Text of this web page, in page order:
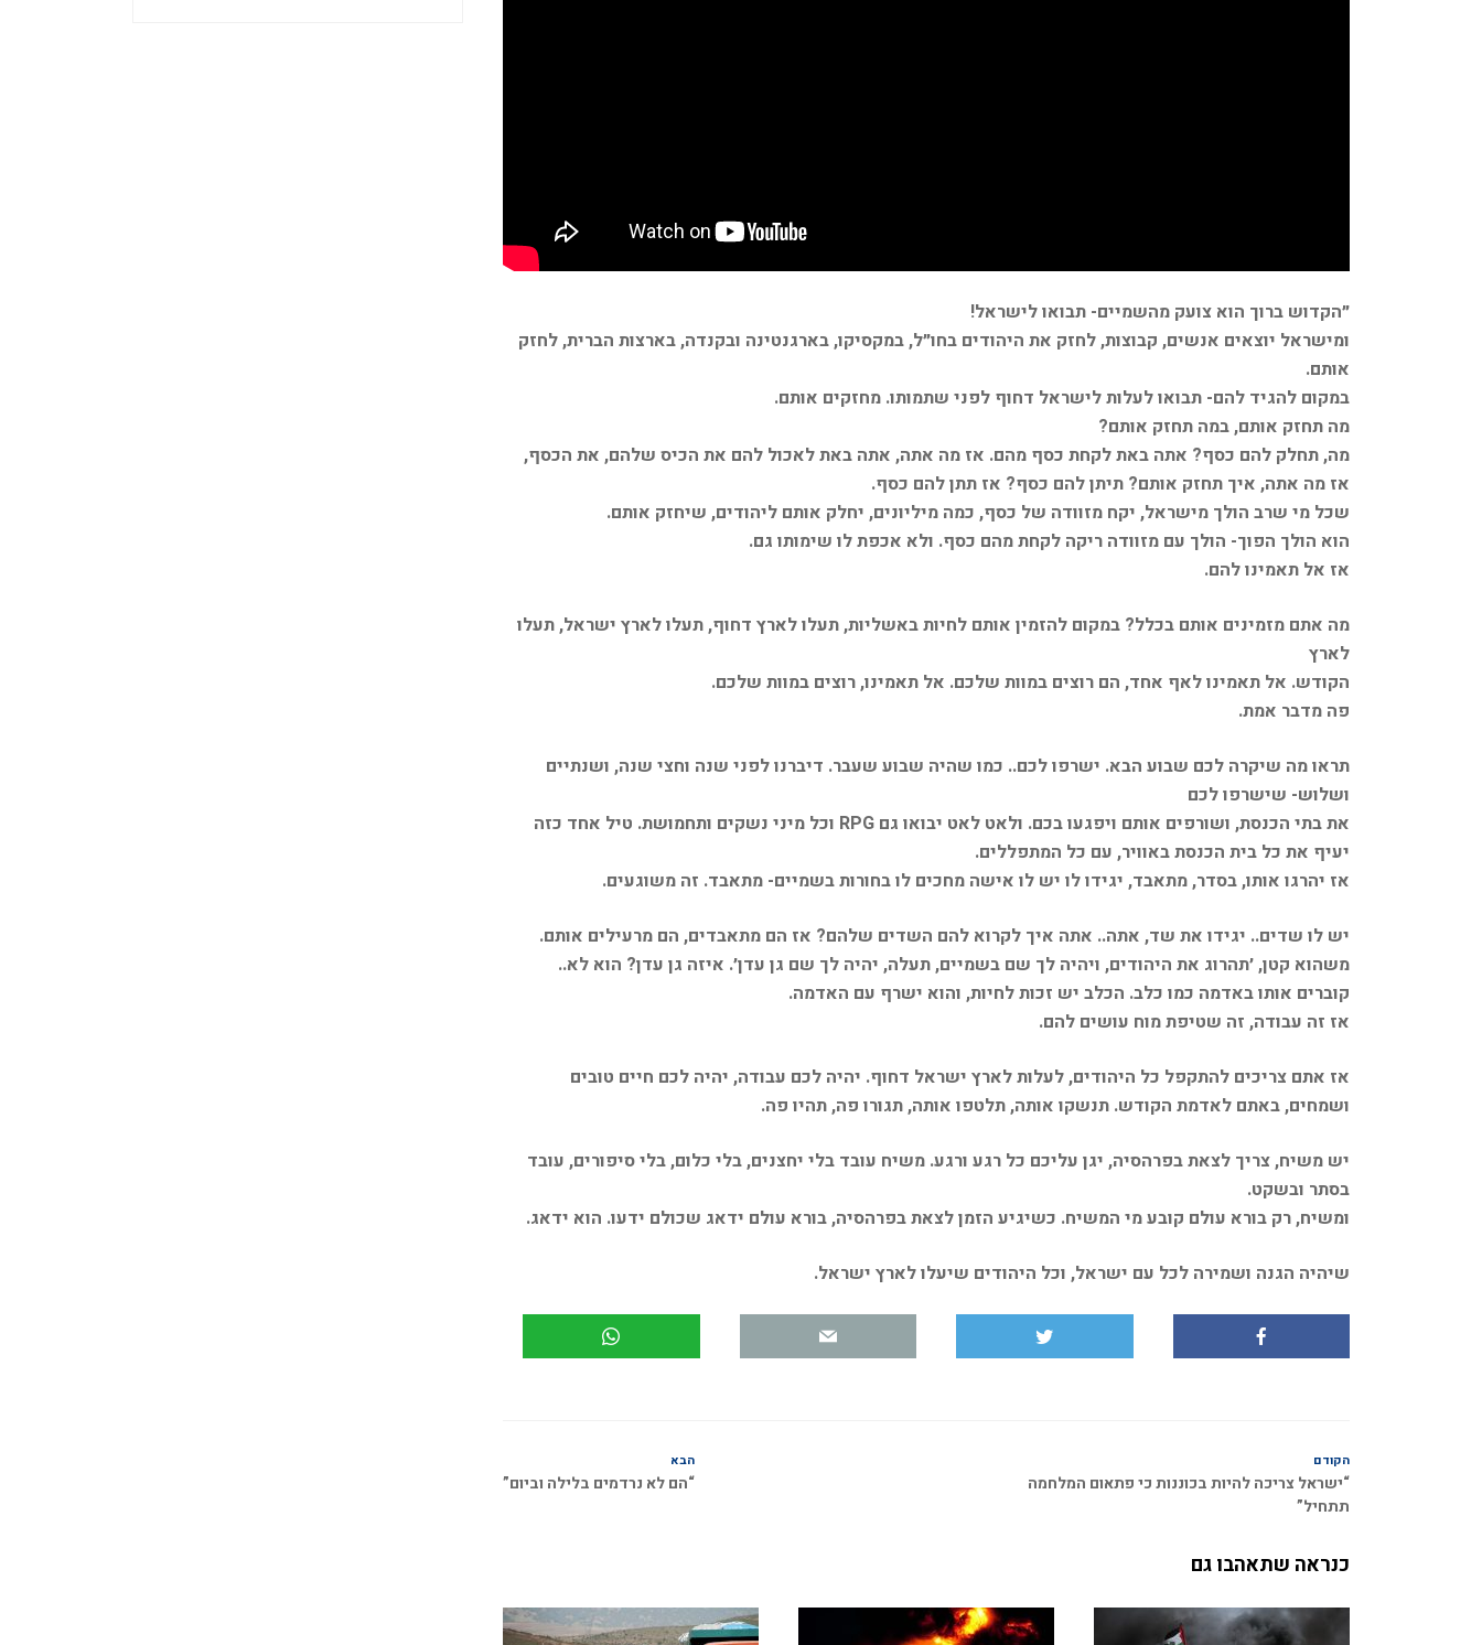
״הקדוש ברוך הוא צועק מהשמיים- תבואו לישראל!
ומישראל יוצאים אנשים, קבוצות, לחזק את היהודים בחו״ל, במקסיקו, בארגנטינה ובקנדה, בארצות הברית, לחזק
אותם.
במקום להגיד להם- תבואו לעלות לישראל דחוף לפני שתמותו. מחזקים אותם.
מה תחזק אותם, במה תחזק אותם?
מה, תחלק להם כסף? אתה באת לקחת כסף מהם. אז מה אתה, אתה באת לאכול להם את הכיס שלהם, את הכסף,
אז מה אתה, איך תחזק אותם? תיתן להם כסף? אז תתן להם כסף.
שכל מי שרב הולך מישראל, יקח מזוודה של כסף, כמה מיליונים, יחלק אותם ליהודים, שיחזק אותם.
הוא הולך הפוך- הולך עם מזוודה ריקה לקחת מהם כסף. ולא אכפת לו שימותו גם.
אז אל תאמינו להם.
מה אתם מזמינים אותם בכלל? במקום להזמין אותם לחיות באשליות, תעלו לארץ דחוף, תעלו לארץ ישראל, תעלו
לארץ
הקודש. אל תאמינו לאף אחד, הם רוצים במוות שלכם. אל תאמינו, רוצים במוות שלכם.
פה מדבר אמת.
תראו מה שיקרה לכם שבוע הבא. ישרפו לכם.. כמו שהיה שבוע שעבר. דיברנו לפני שנה וחצי שנה, ושנתיים
ושלוש- שישרפו לכם
את בתי הכנסת, ושורפים אותם ויפגעו בכם. ולאט לאט יבואו גם RPG וכל מיני נשקים ותחמושת. טיל אחד כזה
יעיף את כל בית הכנסת באוויר, עם כל המתפללים.
אז יהרגו אותו, בסדר, מתאבד, יגידו לו יש לו אישה מחכים לו בחורות בשמיים- מתאבד. זה משוגעים.
יש לו שדים.. יגידו את שד, אתה.. אתה איך לקרוא להם השדים שלהם? אז הם מתאבדים, הם מרעילים אותם.
משהוא קטן, ׳תהרוג את היהודים, ויהיה לך שם בשמיים, תעלה, יהיה לך שם גן עדן׳. איזה גן עדן? הוא לא..
קוברים אותו באדמה כמו כלב. הכלב יש זכות לחיות, והוא ישרף עם האדמה.
אז זה עבודה, זה שטיפת מוח עושים להם.
אז אתם צריכים להתקפל כל היהודים, לעלות לארץ ישראל דחוף. יהיה לכם עבודה, יהיה לכם חיים טובים
ושמחים, באתם לאדמת הקודש. תנשקו אותה, תלטפו אותה, תגורו פה, תהיו פה.
יש משיח, צריך לצאת בפרהסיה, יגן עליכם כל רגע ורגע. משיח עובד בלי יחצנים, בלי כלום, בלי סיפורים, עובד
בסתר ובשקט.
ומשיח, רק בורא עולם קובע מי המשיח. כשיגיע הזמן לצאת בפרהסיה, בורא עולם ידאג שכולם ידעו. הוא ידאג.
שיהיה הגנה ושמירה לכל עם ישראל, וכל היהודים שיעלו לארץ ישראל.
הקודם
“ישראל צריכה להיות בכוננות כי פתאום המלחמה
תתחיל”
הבא
“הם לא נרדמים בלילה וביום”
כנראה שתאהבו גם